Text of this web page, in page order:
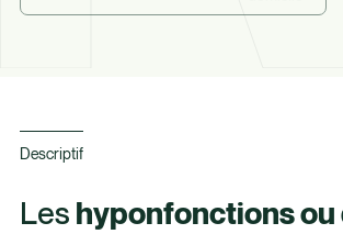
Descriptif
Les hyponfonctions